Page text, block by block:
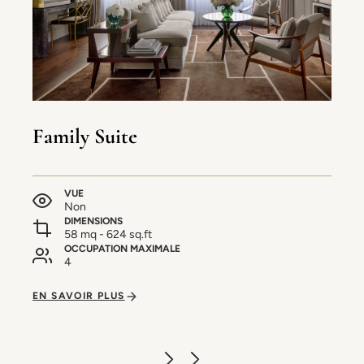
Family Suite
VUE
Non
DIMENSIONS
58 mq - 624 sq.ft
OCCUPATION MAXIMALE
4
EN SAVOIR PLUS